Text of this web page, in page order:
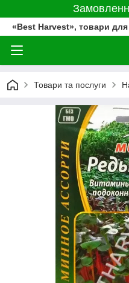
«Best Harvest», товари для
Товари та послуги